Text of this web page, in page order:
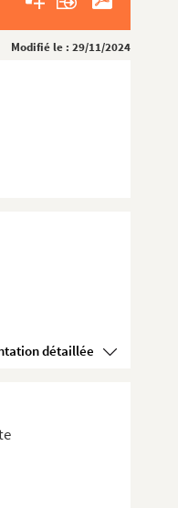
Modifié le : 29/11/2024
Voir la présentation détaillée